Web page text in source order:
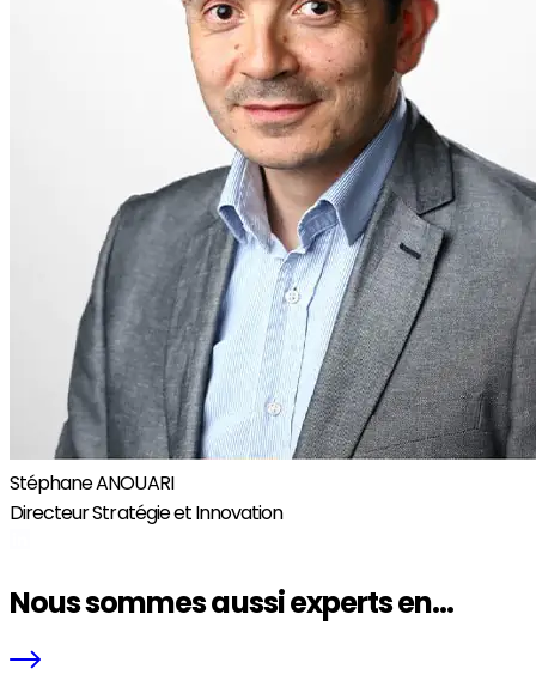
Stéphane ANOUARI
Directeur Stratégie et Innovation
Nous sommes aussi experts en...